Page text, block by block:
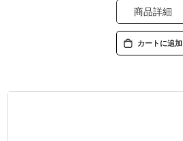
商品詳細
カートに追加